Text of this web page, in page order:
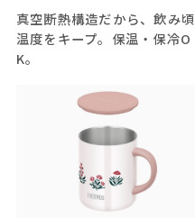
真空断熱構造だから、飲み頃
温度をキープ。保温・保冷O
K。